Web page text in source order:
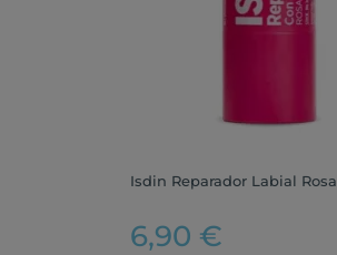
Isdin Reparador Labial Rosa
6,90 €